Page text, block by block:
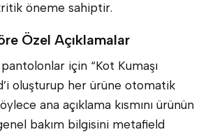
öneme sahiptir.
Özel Açıklamalar
için “Kot Kumaşı
oluşturup her ürüne otomatik
ana açıklama kısmını ürünün
bakım bilgisini metafield